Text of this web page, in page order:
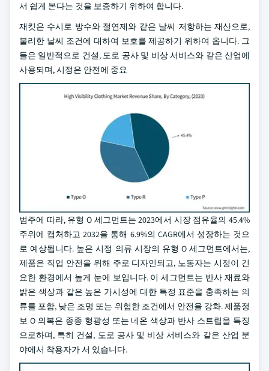
서 쉽게 본다는 것을 보증하기 위하여 합니다.
재킷은 수시로 방수와 절연제와 같은 날씨 저항하는 재산으로,
불리한 날씨 조건에 대하여 보호를 제공하기 위하여 옵니다. 그
들은 일반적으로 건설, 도로 공사 및 비상 서비스와 같은 산업에
사용되며, 시정은 안전에 중요
범주에 따라, 유형 O 세그먼트는 2023에서 시장 점유율의 45.4%
주위에 캡처하고 2032을 통해 6.9%의 CAGR에서 성장하는 것으
로 예상됩니다. 높은 시정 의류 시장의 유형 O 세그먼트에서는,
제품은 직업 안전을 위해 주로 디자인되고, 노동자는 시정이 긴
요한 환경에서 높게 눈에 보입니다. 이 세그먼트는 반사 재료와
밝은 색상과 같은 높은 가시성에 대한 특정 표준을 충족하는 의
류를 포함, 낮은 조명 또는 위험한 조건에서 안전을 강화. 제품정
보 O 의복은 종종 형광성 또는 네온 색상과 반사 스트립을 특징
으로하며, 특히 건설, 도로 공사 및 비상 서비스와 같은 산업 분
야에서 착용자가 서 있습니다.